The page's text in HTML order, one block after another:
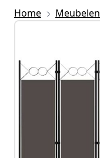
Home Meubelen